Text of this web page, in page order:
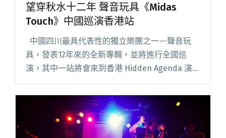
望穿秋水十二年 聲音玩具《Midas
Touch》中國巡演香港站
中國四川最具代表性的獨立樂團之一－聲音玩
具，發表12年來的全新專輯，並將進行全國巡
演，其中一站將會來到香港 Hidden Agenda 演
16年歷史，可說是中國獨立音樂圈為數不多的閱
讀全文 "望穿秋水十二年 聲音玩具《Midas
Touch》中國巡演香港站"